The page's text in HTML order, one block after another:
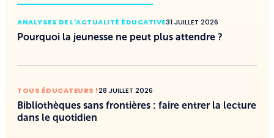
ANALYSES DE L'ACTUALITÉ ÉDUCATIVE31 JUILLET 2026
Pourquoi la jeunesse ne peut plus attendre ?
TOUS ÉDUCATEURS !28 JUILLET 2026
Bibliothèques sans frontières : faire entrer la lecture
dans le quotidien